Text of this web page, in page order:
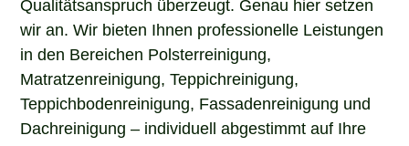
wir an. Wir bieten Ihnen professionelle Leistungen
in den Bereichen Polsterreinigung,
Matratzenreinigung, Teppichreinigung,
Teppichbodenreinigung, Fassadenreinigung und
Dachreinigung – individuell abgestimmt auf Ihre